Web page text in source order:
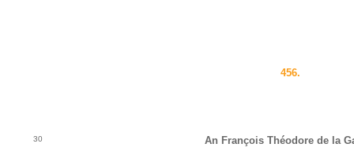
456.
30 An François Théodore de la